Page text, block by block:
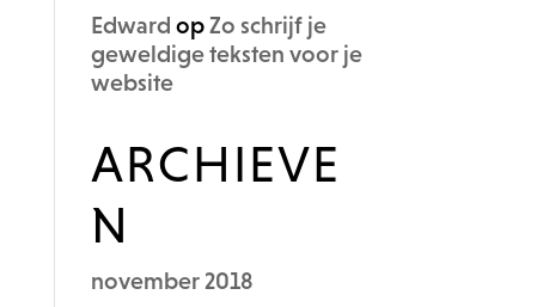
Edward opZo schrijf je
geweldige teksten voor je
website
ARCHIEVE
N
november 2018